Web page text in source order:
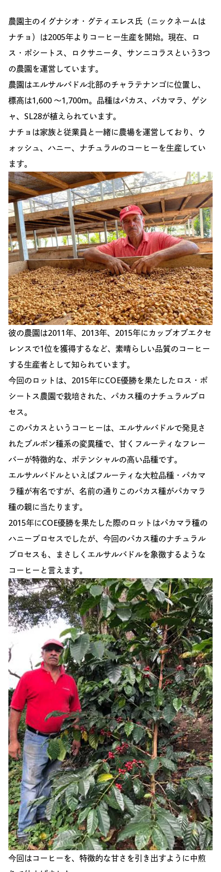
農園主のイグナシオ・グティエレス氏（ニックネームは
ナチョ）は2005年よりコーヒー生産を開始。現在、ロ
ス・ポシートス、ロクサニータ、サンニコラスという3つ
の農園を運営しています。
農園はエルサルバドル北部のチャラテナンゴに位置し、
標高は1,600 ～1,700m。品種はパカス、パカマラ、ゲシ
ャ、SL28が植えられています。
ナチョは家族と従業員と一緒に農場を運営しており、ウ
ォッシュ、ハニー、ナチュラルのコーヒーを生産してい
ます。
彼の農園は2011年、2013年、2015年にカップオブエクセ
レンスで1位を獲得するなど、素晴らしい品質のコーヒー
する生産者として知られています。
今回のロットは、2015年にCOE優勝を果たしたロス・ポ
シートス農園で栽培された、パカス種のナチュラルプロ
セス。
このパカスというコーヒーは、エルサルバドルで発見さ
れたブルボン種系の変異種で、甘くフルーティなフレー
バーが特徴的な、ポテンシャルの高い品種です。
エルサルバドルといえばフルーティな大粒品種・パカマ
ラ種が有名ですが、名前の通りこのパカス種がパカマラ
種の親に当たります。
2015年にCOE優勝を果たした際のロットはパカマラ種の
ハニープロセスでしたが、今回のパカス種のナチュラル
プロセスも、まさしくエルサルバドルを象徴するような
コーヒーと言えます。
今回はコーヒーを、特徴的な甘さを引き出すように中煎